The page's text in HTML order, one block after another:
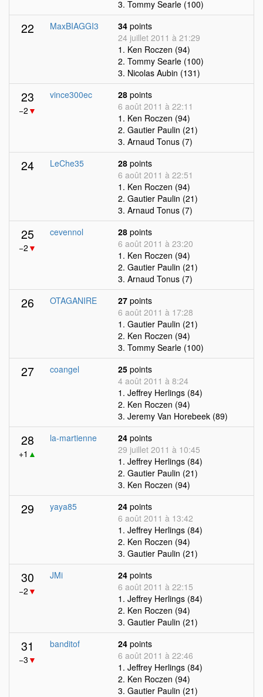
3. Tommy Searle (100)
22 MaxBIAGGI3 34 points
24 juillet 2011 à 21:29
1. Ken Roczen (94)
2. Tommy Searle (100)
3. Nicolas Aubin (131)
23
−2 ▼
vince300ec 28 points
6 août 2011 à 22:11
1. Ken Roczen (94)
2. Gautier Paulin (21)
3. Arnaud Tonus (7)
24 LeChe35 28 points
6 août 2011 à 22:51
1. Ken Roczen (94)
2. Gautier Paulin (21)
3. Arnaud Tonus (7)
25
−2 ▼
cevennol 28 points
6 août 2011 à 23:20
1. Ken Roczen (94)
2. Gautier Paulin (21)
3. Arnaud Tonus (7)
26 OTAGANIRE 27 points
6 août 2011 à 17:28
1. Gautier Paulin (21)
2. Ken Roczen (94)
3. Tommy Searle (100)
27 coangel 25 points
4 août 2011 à 8:24
1. Jeffrey Herlings (84)
2. Ken Roczen (94)
3. Jeremy Van Horebeek (89)
28
+1 ▲
la-martienne 24 points
29 juillet 2011 à 10:45
1. Jeffrey Herlings (84)
2. Gautier Paulin (21)
3. Ken Roczen (94)
29 yaya85 24 points
6 août 2011 à 13:42
1. Jeffrey Herlings (84)
2. Ken Roczen (94)
3. Gautier Paulin (21)
30
−2 ▼
JMi 24 points
6 août 2011 à 22:15
1. Jeffrey Herlings (84)
2. Ken Roczen (94)
3. Gautier Paulin (21)
31
−3 ▼
banditof 24 points
6 août 2011 à 22:46
1. Jeffrey Herlings (84)
2. Ken Roczen (94)
3. Gautier Paulin (21)